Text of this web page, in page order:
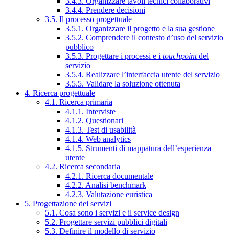
3.4.4. Prendere decisioni
3.5. Il processo progettuale
3.5.1. Organizzare il progetto e la sua gestione
3.5.2. Comprendere il contesto d’uso del servizio
pubblico
3.5.3. Progettare i processi e i touchpointdel
servizio
3.5.4. Realizzare l’interfaccia utente del servizio
3.5.5. Validare la soluzione ottenuta
4. Ricerca progettuale
4.1. Ricerca primaria
4.1.1. Interviste
4.1.2. Questionari
4.1.3. Test di usabilità
4.1.4. Web analytics
4.1.5. Strumenti di mappatura dell’esperienza
utente
4.2. Ricerca secondaria
4.2.1. Ricerca documentale
4.2.2. Analisi benchmark
4.2.3. Valutazione euristica
5. Progettazione dei servizi
5.1. Cosa sono i servizi e il service design
5.2. Progettare servizi pubblici digitali
5.3. Definire il modello di servizio